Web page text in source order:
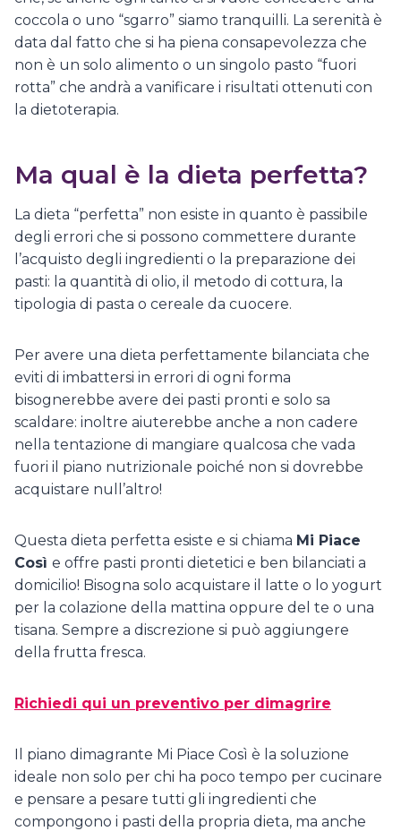
coccola o uno “sgarro” siamo tranquilli. La serenità è
data dal fatto che si ha piena consapevolezza che
non è un solo alimento o un singolo pasto “fuori
rotta” che andrà a vanificare i risultati ottenuti con
la dietoterapia.
Ma qual è la dieta perfetta?
La dieta “perfetta” non esiste in quanto è passibile
degli errori che si possono commettere durante
l’acquisto degli ingredienti o la preparazione dei
pasti: la quantità di olio, il metodo di cottura, la
tipologia di pasta o cereale da cuocere.
Per avere una dieta perfettamente bilanciata che
eviti di imbattersi in errori di ogni forma
bisognerebbe avere dei pasti pronti e solo sa
scaldare: inoltre aiuterebbe anche a non cadere
nella tentazione di mangiare qualcosa che vada
fuori il piano nutrizionale poiché non si dovrebbe
acquistare null’altro!
Questa dieta perfetta esiste e si chiama Mi Piace
Così e offre pasti pronti dietetici e ben bilanciati a
domicilio! Bisogna solo acquistare il latte o lo yogurt
per la colazione della mattina oppure del te o una
tisana. Sempre a discrezione si può aggiungere
della frutta fresca.
Richiedi qui un preventivo per dimagrire
Il piano dimagrante Mi Piace Così è la soluzione
ideale non solo per chi ha poco tempo per cucinare
e pensare a pesare tutti gli ingredienti che
compongono i pasti della propria dieta, ma anche